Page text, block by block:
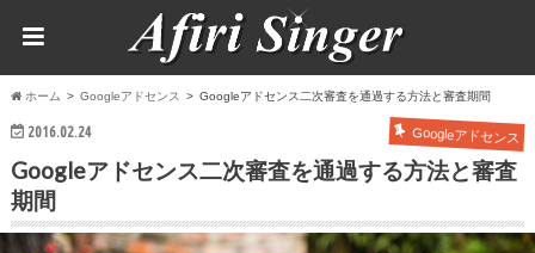
ホーム Googleアドセンス Googleアドセンス二次審査を通過する方法と審査期間
2016.02.24 Googleアドセンス
Googleアドセンス二次審査を通過する方法と審査
期間